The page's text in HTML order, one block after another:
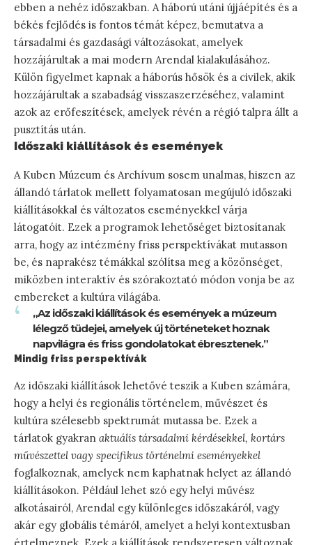
ebben a nehéz időszakban. A háború utáni újjáépítés és a
békés fejlődés is fontos témát képez, bemutatva a
társadalmi és gazdasági változásokat, amelyek
hozzájárultak a mai modern Arendal kialakulásához.
Külön figyelmet kapnak a háborús hősök és a civilek, akik
hozzájárultak a szabadság visszaszerzéséhez, valamint
azok az erőfeszítések, amelyek révén a régió talpra állt a
pusztítás után.
Időszaki kiállítások és események
A Kuben Múzeum és Archívum sosem unalmas, hiszen az
állandó tárlatok mellett folyamatosan megújuló időszaki
kiállításokkal és változatos eseményekkel várja
látogatóit. Ezek a programok lehetőséget biztosítanak
arra, hogy az intézmény friss perspektívákat mutasson
be, és naprakész témákkal szólítsa meg a közönséget,
miközben interaktív és szórakoztató módon vonja be az
embereket a kultúra világába.
„Az időszaki kiállítások és események a múzeum
lélegző tüdejei, amelyek új történeteket hoznak
napvilágra és friss gondolatokat ébresztenek.”
Mindig friss perspektívák
Az időszaki kiállítások lehetővé teszik a Kuben számára,
hogy a helyi és regionális történelem, művészet és
kultúra szélesebb spektrumát mutassa be. Ezek a
tárlatok gyakran aktuális társadalmi kérdésekkel, kortárs
művészettel vagy specifikus történelmi eseményekkel
foglalkoznak, amelyek nem kaphatnak helyet az állandó
kiállításokon. Például lehet szó egy helyi művész
alkotásairól, Arendal egy különleges időszakáról, vagy
akár egy globális témáról, amelyet a helyi kontextusban